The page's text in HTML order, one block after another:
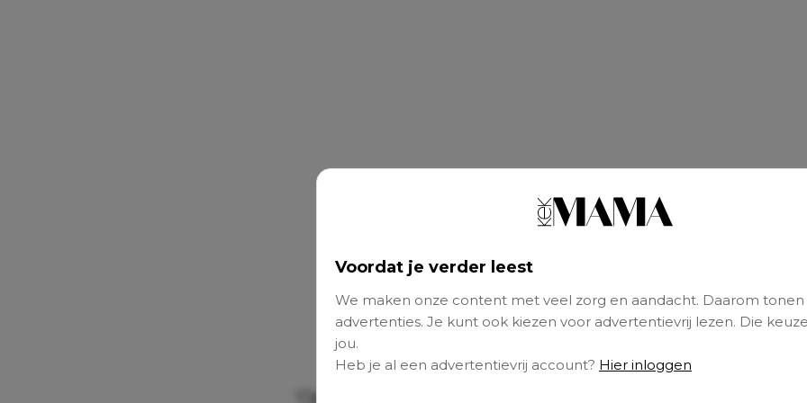
Voordat je verder leest
We maken onze content met veel zorg en aandacht. Daarom tonen
advertenties. Je kunt ook kiezen voor advertentievrij lezen. Die
jou.
Heb je al een advertentievrij account? Hier inloggen
‘Op een dag vraag je je af waar al die jaren zijn gebleven’,